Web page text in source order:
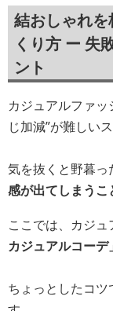
結おしゃれ
くり方 ー 失
ント
カジュアルファ
じ加減”が難しいス
気を抜くと野暮っ
感が出てしまうこ
ここでは、カジ
カジュアルコーデ
ちょっとしたコ